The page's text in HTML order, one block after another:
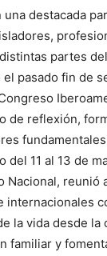
una destacada
partes
pasado fin de
de reflexión,
del 11 al 13 de
Nacional, reunió
internacionales
la vida desde la
familiar y